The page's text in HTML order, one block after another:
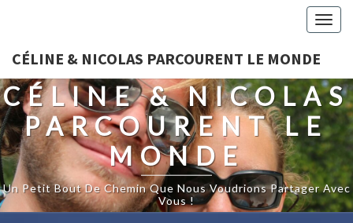
CÉLINE & NICOLAS PARCOURENT LE MONDE
CÉLINE & NICOLAS
PARCOURENT LE
MONDE
Un Petit Bout De Chemin Que Nous Voudrions Partager Avec
Vous !